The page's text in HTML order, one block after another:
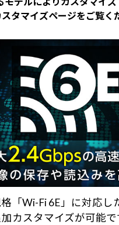
タマイズページをご覧く
「Wi-Fi 6E」に対応し
カスタマイズが可能